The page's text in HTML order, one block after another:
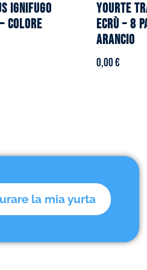
ignifugo
Colore
YOURTE
ecrù – 8
arancio
0,00€
la mia yurta